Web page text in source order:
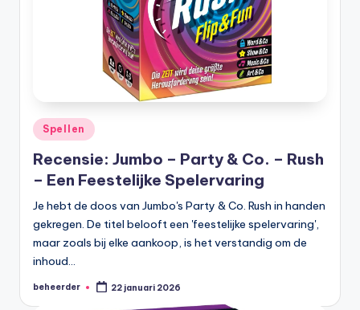
Geplaatst
in
Spellen
Recensie: Jumbo – Party & Co. – Rush
– Een Feestelijke Spelervaring
Je hebt de doos van Jumbo's Party & Co. Rush in handen
gekregen. De titel belooft een 'feestelijke spelervaring',
maar zoals bij elke aankoop, is het verstandig om de
inhoud…
Geplaatst
beheerder 22 januari 2026